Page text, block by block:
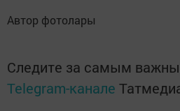
Автор фотолары
Следите за самым
Telegram-канале